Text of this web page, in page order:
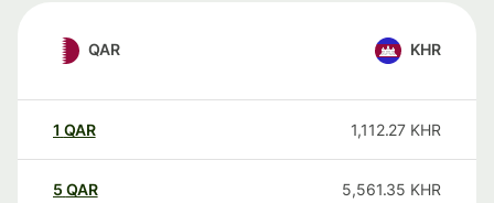
QAR KHR
1 QAR 1,112.27 KHR
5 QAR 5,561.35 KHR